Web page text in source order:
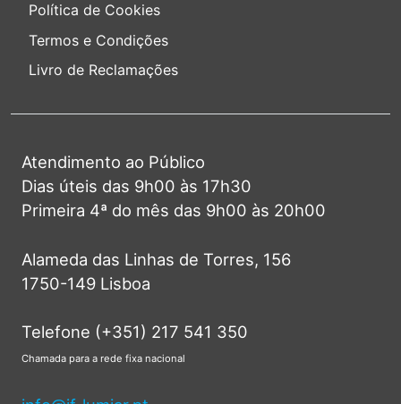
Política de Cookies
Termos e Condições
Livro de Reclamações
Atendimento ao Público
Dias úteis das 9h00 às 17h30
Primeira 4ª do mês das 9h00 às 20h00
Alameda das Linhas de Torres, 156
1750-149 Lisboa
Telefone (+351) 217 541 350
Chamada para a rede fixa nacional